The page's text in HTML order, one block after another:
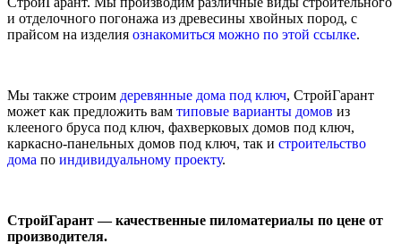
и отделочного погонажа из древесины хвойных пород, с
прайсом на изделия ознакомиться можно по этой ссылке.
Мы также строим деревянные дома под ключ, СтройГарант
может как предложить вам типовые варианты домов из
клееного бруса под ключ, фахверковых домов под ключ,
каркасно-панельных домов под ключ, так и строительство
дома по индивидуальному проекту.
СтройГарант — качественные пиломатериалы по цене от
производителя.